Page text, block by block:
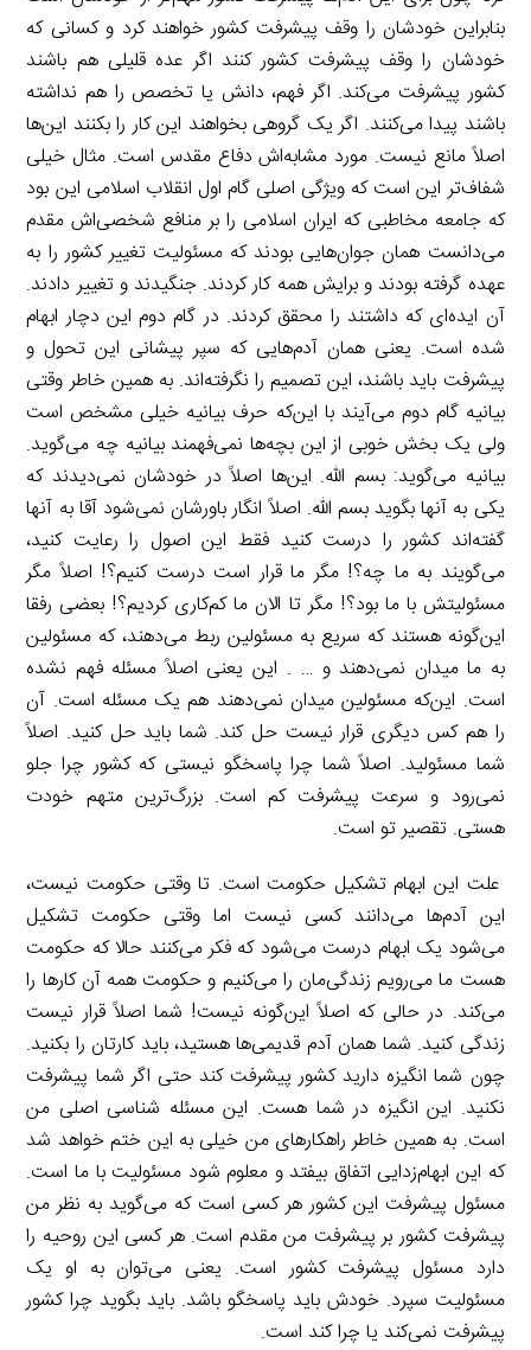
بنابراین خودشان را وقف پیشرفت کشور خواهند کرد و کسانی که
خودشان را وقف پیشرفت کشور کنند اگر عده قلیلی هم باشند
کشور پیشرفت می‌کند. اگر فهم، دانش یا تخصص را هم نداشته
باشند پیدا می‌کنند. اگر یک گروهی بخواهند این کار را بکنند این‌ها
اصلاً مانع نیست. مورد مشابه‌اش دفاع مقدس است. مثال خیلی
شفاف‌تر این است که ویژگی اصلی گام اول انقلاب اسلامی این بود
که جامعه مخاطبی که ایران اسلامی را بر منافع شخصی‌اش مقدم
می‌دانست همان جوان‌هایی بودند که مسئولیت تغییر کشور را به
عهده گرفته بودند و برایش همه کار کردند. جنگیدند و تغییر دادند.
آن ایده‌ای که داشتند را محقق کردند. در گام دوم این دچار ابهام
شده است. یعنی همان آدم‌هایی که سپر پیشانی این تحول و
پیشرفت باید باشند، این تصمیم را نگرفته‌اند. به همین خاطر وقتی
بیانیه گام دوم می‌آیند با این‌که حرف بیانیه خیلی مشخص است
ولی یک بخش خوبی از این بچه‌ها نمی‌فهمند بیانیه چه می‌گوید.
بیانیه می‌گوید: بسم الله. این‌ها اصلاً در خودشان نمی‌دیدند که
یکی به آنها بگوید بسم الله. اصلاً انگار باورشان نمی‌شود آقا به آنها
گفته‌اند کشور را درست کنید فقط این اصول را رعایت کنید،
می‌گویند به ما چه؟! مگر ما قرار است درست کنیم؟! اصلاً مگر
مسئولیتش با ما بود؟! مگر تا الان ما کم‌کاری کردیم؟! بعضی رفقا
این‌گونه هستند که سریع به مسئولین ربط می‌دهند، که مسئولین
به ما میدان نمی‌دهند و … . این یعنی اصلاً مسئله فهم نشده
است. این‌که مسئولین میدان نمی‌دهند هم یک مسئله است. آن
را هم کس دیگری قرار نیست حل کند. شما باید حل کنید. اصلاً
شما مسئولید. اصلاً شما چرا پاسخگو نیستی که کشور چرا جلو
نمی‌رود و سرعت پیشرفت کم است. بزرگ‌ترین متهم خودت
هستی. تقصیر تو است.
علت این ابهام تشکیل حکومت است. تا وقتی حکومت نیست،
این آدم‌ها می‌دانند کسی نیست اما وقتی حکومت تشکیل
می‌شود یک ابهام درست می‌شود که فکر می‌کنند حالا که حکومت
هست ما می‌رویم زندگی‌مان را می‌کنیم و حکومت همه آن کارها را
می‌کند. در حالی که اصلاً این‌گونه نیست! شما اصلاً قرار نیست
زندگی کنید. شما همان آدم قدیمی‌ها هستید، باید کارتان را بکنید.
چون شما انگیزه دارید کشور پیشرفت کند حتی اگر شما پیشرفت
نکنید. این انگیزه در شما هست. این مسئله شناسی اصلی من
است. به همین خاطر راهکارهای من خیلی به این ختم خواهد شد
که این ابهام‌زدایی اتفاق بیفتد و معلوم شود مسئولیت با ما است.
مسئول پیشرفت این کشور هر کسی است که می‌گوید به نظر من
پیشرفت کشور بر پیشرفت من مقدم است. هر کسی این روحیه را
دارد مسئول پیشرفت کشور است. یعنی می‌توان به او یک
مسئولیت سپرد. خودش باید پاسخگو باشد. باید بگوید چرا کشور
پیشرفت نمی‌کند یا چرا کند است.